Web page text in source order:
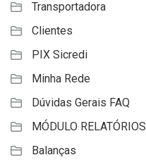
Transportadora
Clientes
PIX Sicredi
Minha Rede
Dúvidas Gerais FAQ
MÓDULO RELATÓRIOS
Balanças